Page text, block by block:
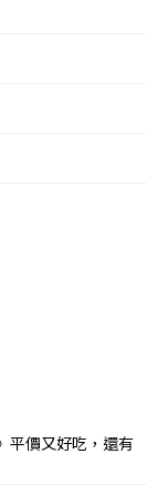
平價又好吃，還有